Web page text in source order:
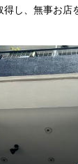
得し、無事お店